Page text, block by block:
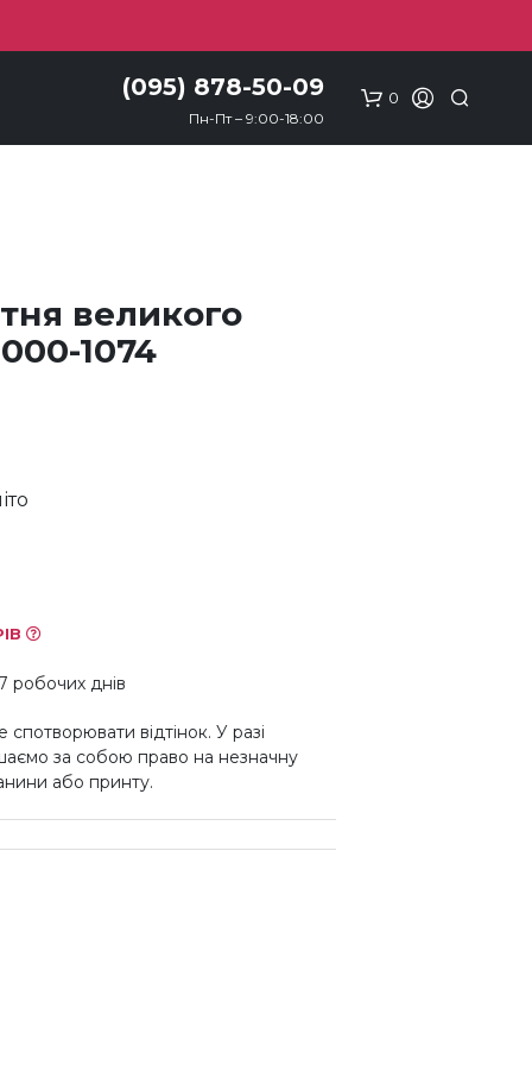
(095) 878-50-09
Пн-Пт – 9:00-18:00
0
великого
1074
робочих днів
відтінок. У разі
за собою право на незначну
або принту.